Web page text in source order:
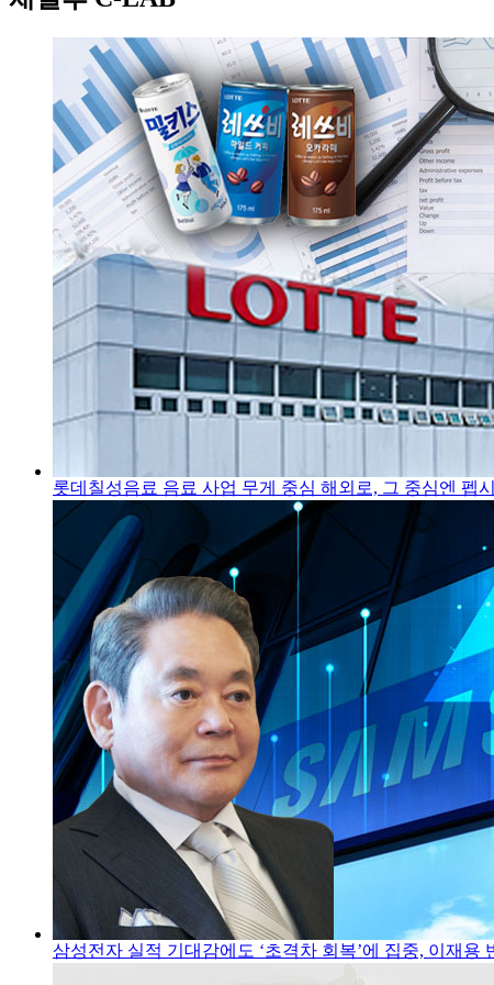
롯데칠성음료 음료 사업 무게 중심 해외로, 그 중심엔 펩
삼성전자 실적 기대감에도 ‘초격차 회복’에 집중, 이재용